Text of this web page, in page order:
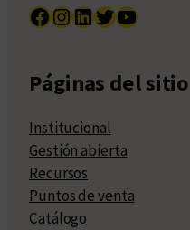
Facebook InstagramLinkedIn Twitter YouTube
Páginas del sitio
Institucional
Gestión abierta
Recursos
Puntos de venta
Catálogo